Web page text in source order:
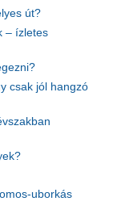
út?
– ízletes
csak jól hangzó
uborkás